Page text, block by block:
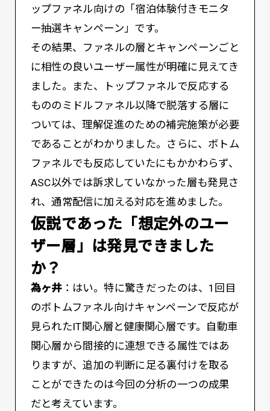
ップファネル向けの「宿泊体験付きモニタ
ー抽選キャンペーン」です。
その結果、ファネルの層とキャンペーンごと
に相性の良いユーザー属性が明確に見えてき
ました。また、トップファネルで反応する
もののミドルファネル以降で脱落する層に
ついては、理解促進のための補完施策が必要
であることがわかりました。さらに、ボトム
ファネルでも反応していたにもかかわらず、
ASC以外では訴求していなかった層も発見さ
れ、通常配信に加える対応を進めました。
――仮説であった「想定外のユー
ザー層」は発見できました
か？
為ヶ井：はい。特に驚きだったのは、1回目
のボトムファネル向けキャンペーンで反応が
見られたIT関心層と健康関心層です。自動車
関心層から間接的に連想できる属性ではあ
りますが、追加の判断に足る裏付けを取る
ことができたのは今回の分析の一つの成果
だと考えています。